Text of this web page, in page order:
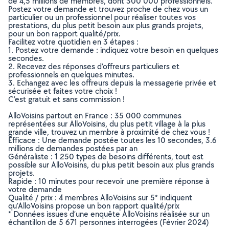
Postez votre demande et trouvez proche de chez vous un
particulier ou un professionnel pour réaliser toutes vos
prestations, du plus petit besoin aux plus grands projets,
pour un bon rapport qualité/prix.
Facilitez votre quotidien en 3 étapes :
1. Postez votre demande : indiquez votre besoin en quelques
secondes.
2. Recevez des réponses d’offreurs particuliers et
professionnels en quelques minutes.
3. Echangez avec les offreurs depuis la messagerie privée et
sécurisée et faites votre choix !
C’est gratuit et sans commission !
AlloVoisins partout en France : 35 000 communes
représentées sur AlloVoisins, du plus petit village à la plus
grande ville, trouvez un membre à proximité de chez vous !
Efficace : Une demande postée toutes les 10 secondes, 3.6
millions de demandes postées par an
Généraliste : 1 250 types de besoins différents, tout est
possible sur AlloVoisins, du plus petit besoin aux plus grands
projets.
Rapide : 10 minutes pour recevoir une première réponse à
votre demande
Qualité / prix : 4 membres AlloVoisins sur 5* indiquent
qu’AlloVoisins propose un bon rapport qualité/prix
* Données issues d’une enquête AlloVoisins réalisée sur un
échantillon de 5 671 personnes interrogées (Février 2024)